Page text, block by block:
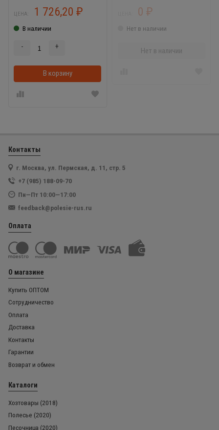
ЦЕНА: 1 726,20 ₽
В наличии
- +
В корзину
0₽
Нет в наличии
Нет в наличии
Контакты
г. Москва, ул. Пермская, д. 11, стр. 5
+7 (985) 188-09-70
Пн—Пт 10:00—17:00
feedback@polesie-rus.ru
Оплата
О магазине
Купить ОПТОМ
Сотрудничество
Оплата
Доставка
Контакты
Гарантии
Возврат и обмен
Каталоги
Хозтовары (2018)
Полесье (2020)
Песочница (2020)